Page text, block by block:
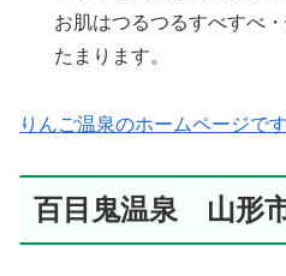
お肌はつるつるすべすべ
たまります。
りんご温泉のホームページで
百目鬼温泉 山形